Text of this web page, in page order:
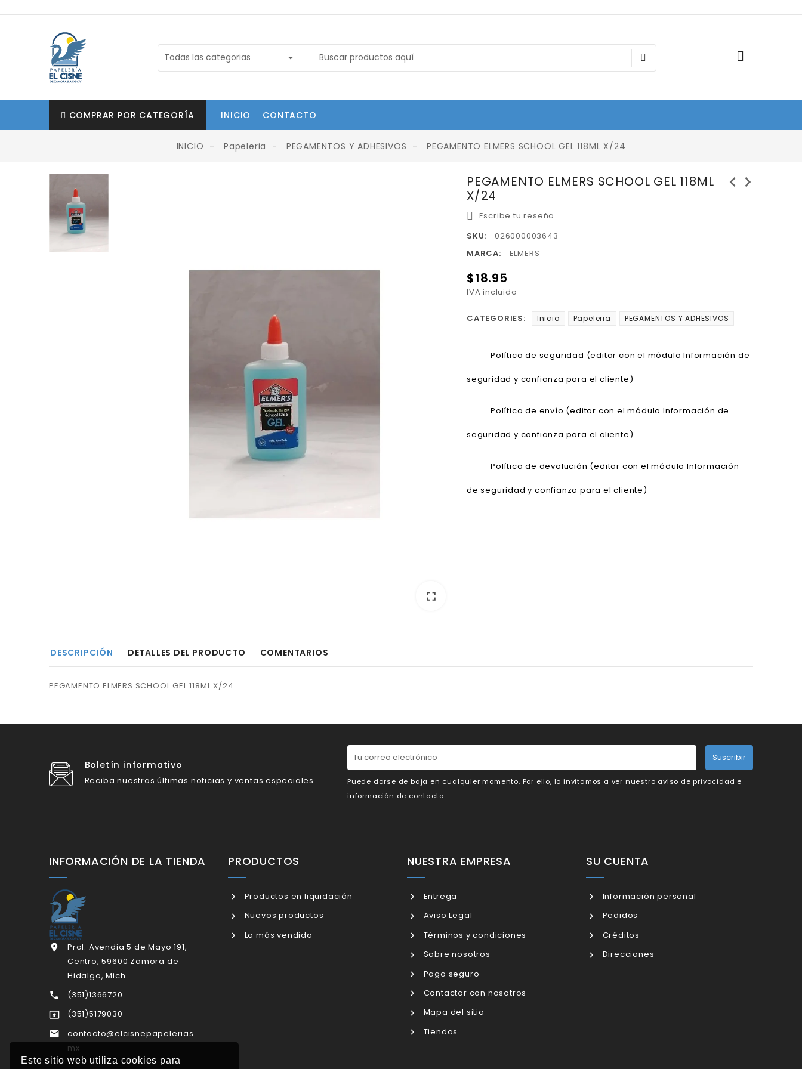
Este sitio web utiliza cookies para
COMPRAR POR CATEGORÍA INICIO CONTACTO
INICIO Papeleria PEGAMENTOS Y ADHESIVOS PEGAMENTO ELMERS SCHOOL GEL 118ML X/24
fullscreen
PEGAMENTO ELMERS SCHOOL GEL 118ML
X/24
chevron_left chevron_right
Escribe tu reseña
SKU:
026000003643
MARCA:
ELMERS
$18.95
IVA incluido
CATEGORIES: Inicio Papeleria PEGAMENTOS Y ADHESIVOS
Política de seguridad (editar con el módulo Información de
seguridad y confianza para el cliente)
Política de envío (editar con el módulo Información de
seguridad y confianza para el cliente)
Política de devolución (editar con el módulo Información
de seguridad y confianza para el cliente)
DESCRIPCIÓN DETALLES DEL PRODUCTO COMENTARIOS
PEGAMENTO ELMERS SCHOOL GEL 118ML X/24
Boletín informativo
Reciba nuestras últimas noticias y ventas especiales
Suscribir
Puede darse de baja en cualquier momento. Por ello, lo invitamos a ver nuestro aviso de privacidad e
información de contacto.
INFORMACIÓN DE LA TIENDA

Prol. Avendia 5 de Mayo 191,
Centro, 59600 Zamora de
Hidalgo, Mich.
 (351)1366720
 (351)5179030

contacto@elcisnepapelerias.
mx
PRODUCTOS
Productos en liquidación
Nuevos productos
Lo más vendido
NUESTRA EMPRESA
Entrega
Aviso Legal
Términos y condiciones
Sobre nosotros
Pago seguro
Contactar con nosotros
Mapa del sitio
Tiendas
SU CUENTA
Información personal
Pedidos
Créditos
Direcciones